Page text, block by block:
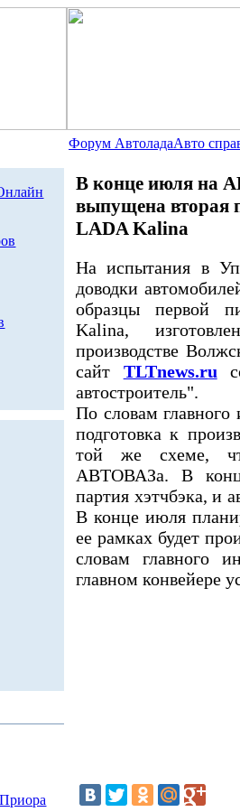
Форум АвтоладаАвто
В конце июля на
выпущена вторая
LADA Kalina
На испытания в
доводки
образцы первой
Kalina,
производстве
сайт TLTnews.ru
автостроитель".
По словам
подготовка к
той же схеме,
АВТОВАЗа. В
партия хэтчбэка, и
В конце июля
ее рамках будет
словам главного
главном конвейере